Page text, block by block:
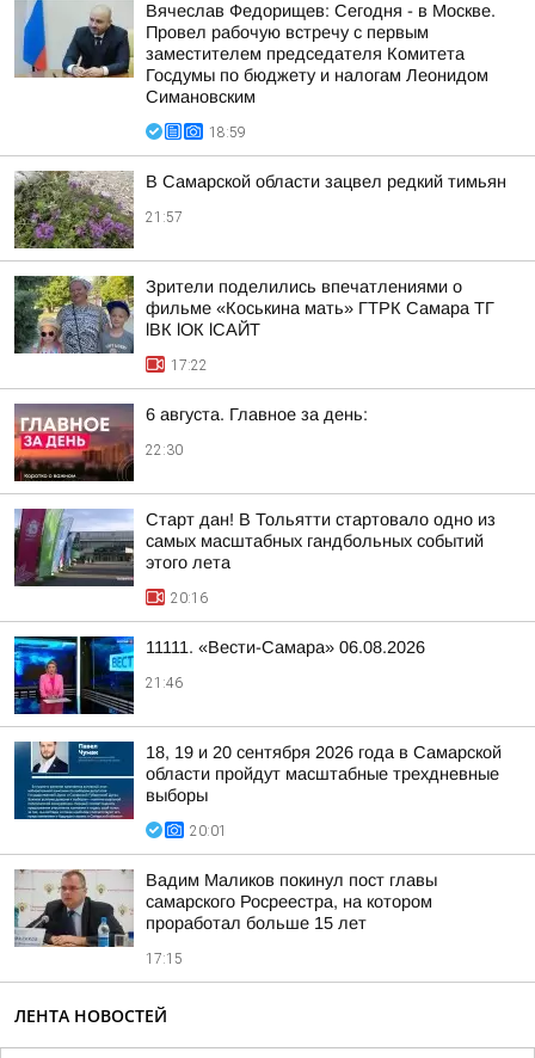
Вячеслав Федорищев: Сегодня - в Москве.
Провел рабочую встречу с первым
заместителем председателя Комитета
Госдумы по бюджету и налогам Леонидом
Симановским
18:59
В Самарской области зацвел редкий тимьян
21:57
Зрители поделились впечатлениями о
фильме «Коськина мать» ГТРК Самара ТГ
lВК lОК lСАЙТ
17:22
6 августа. Главное за день:
22:30
Старт дан! В Тольятти стартовало одно из
самых масштабных гандбольных событий
этого лета
20:16
11111. «Вести-Самара» 06.08.2026
21:46
18, 19 и 20 сентября 2026 года в Самарской
области пройдут масштабные трехдневные
выборы
20:01
Вадим Маликов покинул пост главы
самарского Росреестра, на котором
проработал больше 15 лет
17:15
ЛЕНТА НОВОСТЕЙ